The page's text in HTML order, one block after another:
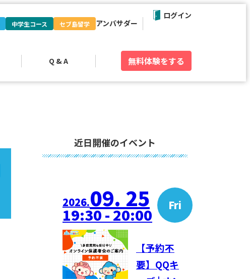
Q & A
中学生コース セブ島留学 アンバサダー
無料体験をする
ログイン
近日開催のイベント
2026.09. 25 Fri
19:30 - 20:00
【予約不
要】QQキ